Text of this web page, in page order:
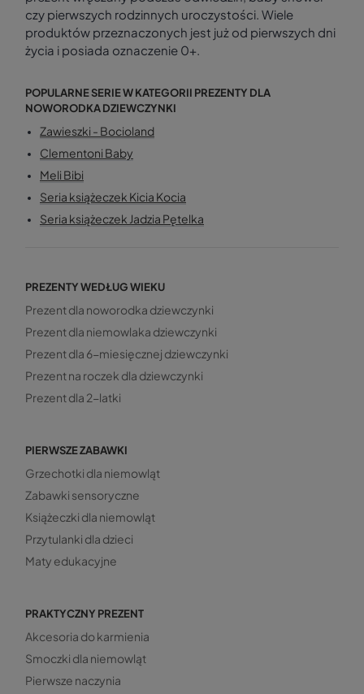
czy pierwszych rodzinnych uroczystości. Wiele
produktów przeznaczonych jest już od pierwszych dni
życia i posiada oznaczenie 0+.
POPULARNE SERIE W KATEGORII PREZENTY DLA
NOWORODKA DZIEWCZYNKI
Zawieszki - Bocioland
Clementoni Baby
Meli Bibi
Seria książeczek Kicia Kocia
Seria książeczek Jadzia Pętelka
PREZENTY WEDŁUG WIEKU
Prezent dla noworodka dziewczynki
Prezent dla niemowlaka dziewczynki
Prezent dla 6-miesięcznej dziewczynki
Prezent na roczek dla dziewczynki
Prezent dla 2-latki
PIERWSZE ZABAWKI
Grzechotki dla niemowląt
Zabawki sensoryczne
Książeczki dla niemowląt
Przytulanki dla dzieci
Maty edukacyjne
PRAKTYCZNY PREZENT
Akcesoria do karmienia
Smoczki dla niemowląt
Pierwsze naczynia